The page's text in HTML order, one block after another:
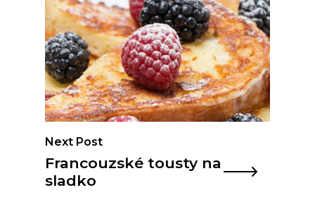
Next Post
Francouzské tousty na
sladko